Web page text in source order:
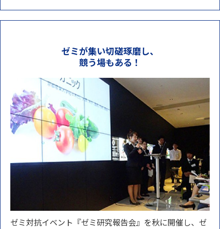
ゼミが集い切磋琢磨し、
競う場もある！
ゼミ対抗イベント『ゼミ研究報告会』を秋に開催し、ゼ